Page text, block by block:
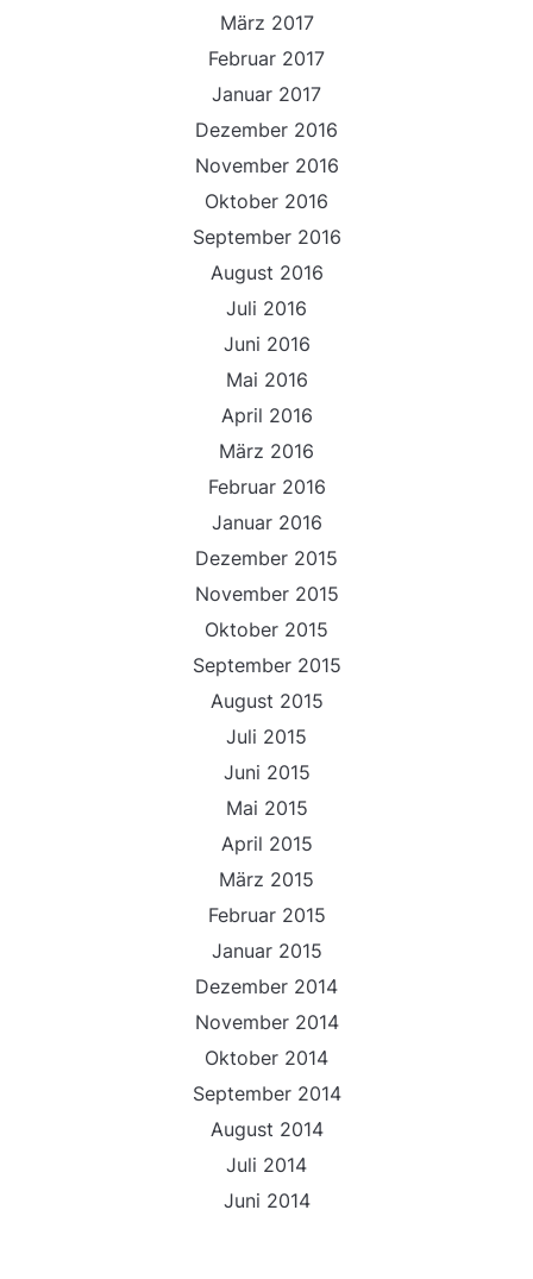
März 2017
Februar 2017
Januar 2017
Dezember 2016
November 2016
Oktober 2016
September 2016
August 2016
Juli 2016
Juni 2016
Mai 2016
April 2016
März 2016
Februar 2016
Januar 2016
Dezember 2015
November 2015
Oktober 2015
September 2015
August 2015
Juli 2015
Juni 2015
Mai 2015
April 2015
März 2015
Februar 2015
Januar 2015
Dezember 2014
November 2014
Oktober 2014
September 2014
August 2014
Juli 2014
Juni 2014